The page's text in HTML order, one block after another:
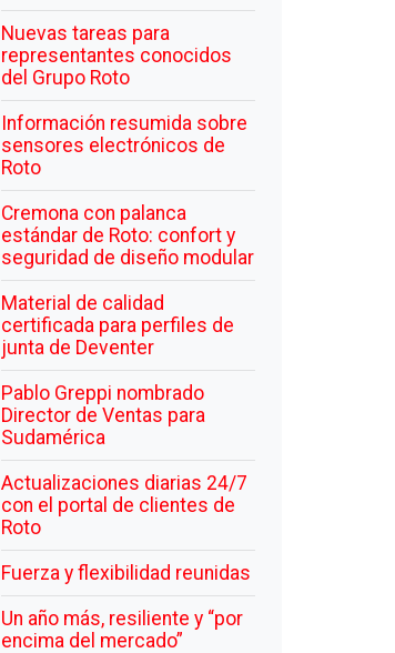
Nuevas tareas para
representantes conocidos
del Grupo Roto
Información resumida sobre
sensores electrónicos de
Roto
Cremona con palanca
estándar de Roto: confort y
seguridad de diseño modular
Material de calidad
certificada para perfiles de
junta de Deventer
Pablo Greppi nombrado
Director de Ventas para
Sudamérica
Actualizaciones diarias 24/7
con el portal de clientes de
Roto
Fuerza y flexibilidad reunidas
Un año más, resiliente y “por
encima del mercado”